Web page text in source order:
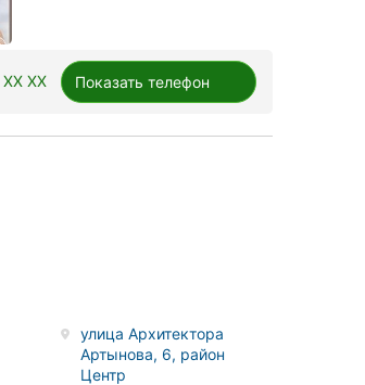
XX XX Показать телефон
улица Архитектора
Артынова, 6, район
Центр